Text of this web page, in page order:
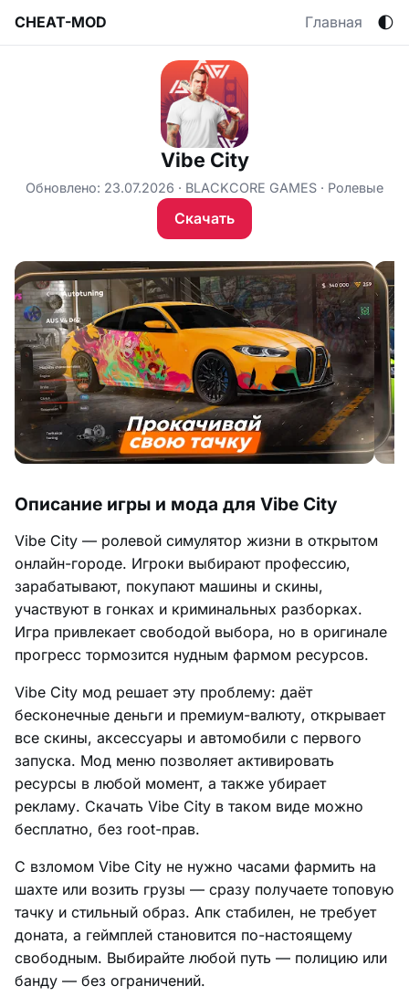
CHEAT-MOD Главная 🌓
Vibe City
Обновлено: 23.07.2026 BLACKCORE GAMES Ролевые
Скачать
Описание игры и мода для Vibe City
Vibe City — ролевой симулятор жизни в открытом
онлайн-городе. Игроки выбирают профессию,
зарабатывают, покупают машины и скины,
участвуют в гонках и криминальных разборках.
Игра привлекает свободой выбора, но в оригинале
прогресс тормозится нудным фармом ресурсов.
Vibe City мод решает эту проблему: даёт
бесконечные деньги и премиум-валюту, открывает
все скины, аксессуары и автомобили с первого
запуска. Мод меню позволяет активировать
ресурсы в любой момент, а также убирает
рекламу. Скачать Vibe City в таком виде можно
бесплатно, без root-прав.
С взломом Vibe City не нужно часами фармить на
шахте или возить грузы — сразу получаете топовую
тачку и стильный образ. Апк стабилен, не требует
доната, а геймплей становится по-настоящему
свободным. Выбирайте любой путь — полицию или
банду — без ограничений.